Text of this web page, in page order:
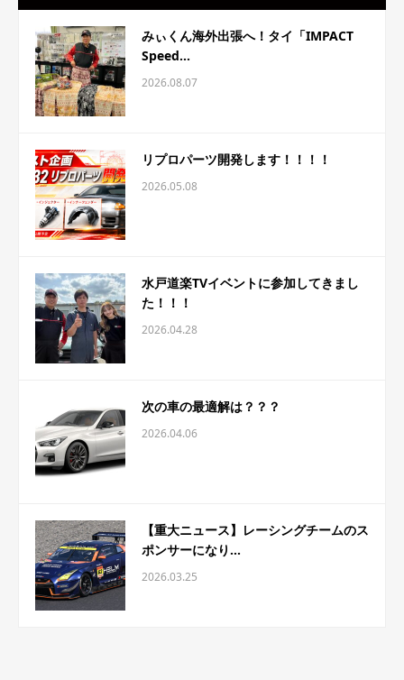
みぃくん海外出張へ！タイ「IMPACT
Speed...
2026.08.07
リプロパーツ開発します！！！！
2026.05.08
水戸道楽TVイベントに参加してきまし
た！！！
2026.04.28
次の車の最適解は？？？
2026.04.06
【重大ニュース】レーシングチームのス
ポンサーになり...
2026.03.25